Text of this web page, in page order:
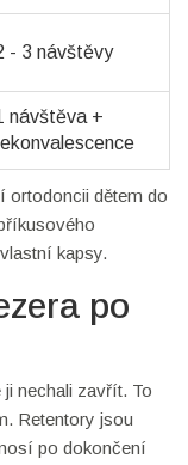
- 3 návštěvy
návštěva +
ortodoncii dětem do
kapsy.
po
nechali zavřít. To
Retentory jsou
po dokončení